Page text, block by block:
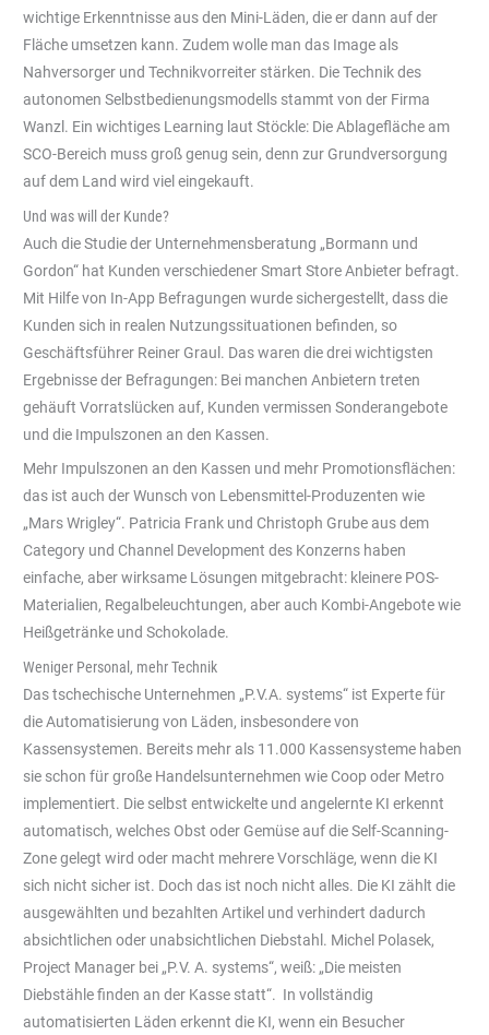
wichtige Erkenntnisse aus den Mini-Läden, die er dann auf der
Fläche umsetzen kann. Zudem wolle man das Image als
Nahversorger und Technikvorreiter stärken. Die Technik des
autonomen Selbstbedienungsmodells stammt von der Firma
Wanzl. Ein wichtiges Learning laut Stöckle: Die Ablagefläche am
SCO-Bereich muss groß genug sein, denn zur Grundversorgung
auf dem Land wird viel eingekauft.
Und was will der Kunde?
Auch die Studie der Unternehmensberatung „Bormann und
Gordon“ hat Kunden verschiedener Smart Store Anbieter befragt.
Mit Hilfe von In-App Befragungen wurde sichergestellt, dass die
Kunden sich in realen Nutzungssituationen befinden, so
Geschäftsführer Reiner Graul. Das waren die drei wichtigsten
Ergebnisse der Befragungen: Bei manchen Anbietern treten
gehäuft Vorratslücken auf, Kunden vermissen Sonderangebote
und die Impulszonen an den Kassen.
Mehr Impulszonen an den Kassen und mehr Promotionsflächen:
das ist auch der Wunsch von Lebensmittel-Produzenten wie
„Mars Wrigley“. Patricia Frank und Christoph Grube aus dem
Category und Channel Development des Konzerns haben
einfache, aber wirksame Lösungen mitgebracht: kleinere POS-
Materialien, Regalbeleuchtungen, aber auch Kombi-Angebote wie
Heißgetränke und Schokolade.
Weniger Personal, mehr Technik
Das tschechische Unternehmen „P.V.A. systems“ ist Experte für
die Automatisierung von Läden, insbesondere von
Kassensystemen. Bereits mehr als 11.000 Kassensysteme haben
sie schon für große Handelsunternehmen wie Coop oder Metro
implementiert. Die selbst entwickelte und angelernte KI erkennt
automatisch, welches Obst oder Gemüse auf die Self-Scanning-
Zone gelegt wird oder macht mehrere Vorschläge, wenn die KI
sich nicht sicher ist. Doch das ist noch nicht alles. Die KI zählt die
ausgewählten und bezahlten Artikel und verhindert dadurch
absichtlichen oder unabsichtlichen Diebstahl. Michel Polasek,
Project Manager bei „P.V. A. systems“, weiß: „Die meisten
Diebstähle finden an der Kasse statt“. In vollständig
automatisierten Läden erkennt die KI, wenn ein Besucher